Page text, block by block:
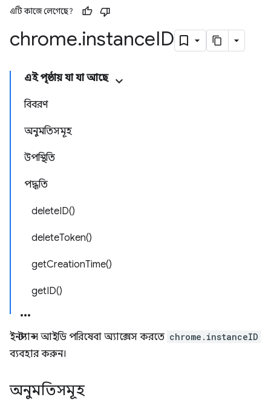
এটি কাজে লেগেছে?
chrome.instanceID
এই পৃষ্ঠায় যা যা আছে
বিবরণ
অনুমতিসমূহ
উপস্থিতি
পদ্ধতি
deleteID()
deleteToken()
getCreationTime()
getID()
ইনস্ট্যান্স আইডি পরিষেবা অ্যাক্সেস করতে chrome.instanceID
ব্যবহার করুন।
অনুমতিসমূহ